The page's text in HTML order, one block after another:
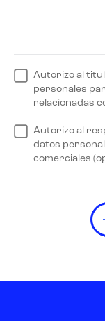
Autorizo al
personales
relacionadas
Autorizo al
datos
comerciales